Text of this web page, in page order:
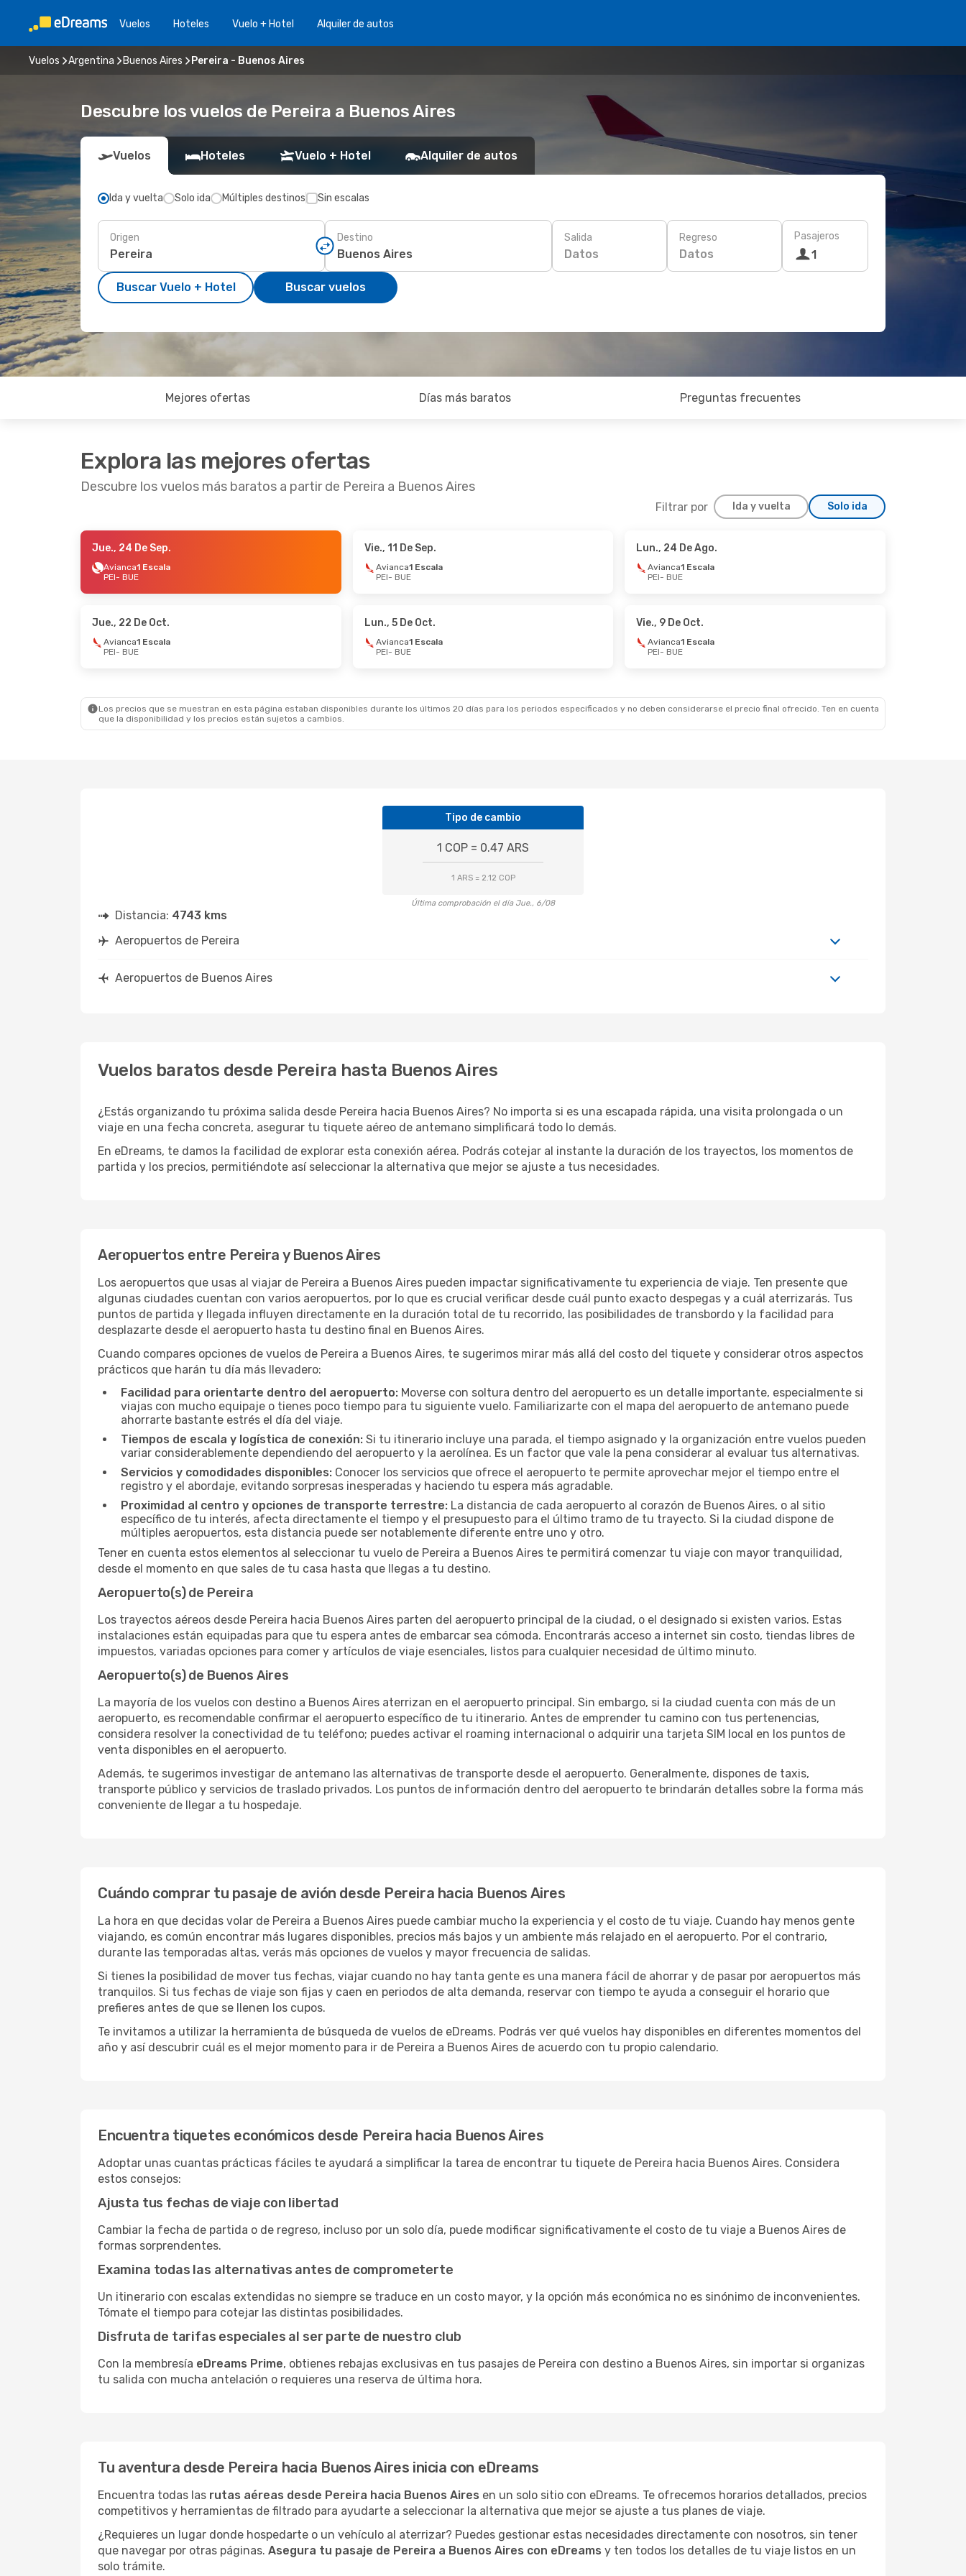
Vuelos Hoteles Vuelo + Hotel Alquiler de autos
Vuelos Argentina Buenos Aires Pereira - Buenos Aires
Descubre los vuelos de Pereira a Buenos Aires
Vuelos Hoteles Vuelo + Hotel Alquiler de autos
Ida y vuelta Solo ida Múltiples destinos Sin escalas
Origen Destino Salida
Datos
Regreso
Datos
Pasajeros
1
Buscar Vuelo + Hotel Buscar vuelos
Mejores ofertas Días más baratos Preguntas frecuentes
Explora las mejores ofertas
Descubre los vuelos más baratos a partir de Pereira a Buenos Aires
Filtrar por Ida y vuelta Solo ida
- Lun., 7 De Sep.
- Sáb., 3 De Oct. - Lun., 19 De Oct.
BUE
- PEI
- Lun., 26 De Oct.
- PEI
Jue., 24 De Sep.
Avianca1 Escala
PEI- BUE
Vie., 11 De Sep.
Avianca1 Escala
PEI- BUE
Lun., 24 De Ago.
Avianca1 Escala
PEI- BUE
Jue., 22 De Oct.
Avianca1 Escala
PEI- BUE
Lun., 5 De Oct.
Avianca1 Escala
PEI- BUE
Vie., 9 De Oct.
Avianca1 Escala
PEI- BUE
Los precios que se muestran en esta página estaban disponibles durante los últimos 20 días para los periodos especificados y no deben considerarse el precio final ofrecido. Ten en cuenta
que la disponibilidad y los precios están sujetos a cambios.
Tipo de cambio
1 COP = 0.47 ARS
1 ARS = 2.12 COP
Última comprobación el día Jue., 6/08
Distancia: 4743 kms
Aeropuertos de Pereira
Aeropuertos de Buenos Aires
Vuelos baratos desde Pereira hasta Buenos Aires
¿Estás organizando tu próxima salida desde Pereira hacia Buenos Aires? No importa si es una escapada rápida, una visita prolongada o un
viaje en una fecha concreta, asegurar tu tiquete aéreo de antemano simplificará todo lo demás.
En eDreams, te damos la facilidad de explorar esta conexión aérea. Podrás cotejar al instante la duración de los trayectos, los momentos de
partida y los precios, permitiéndote así seleccionar la alternativa que mejor se ajuste a tus necesidades.
Aeropuertos entre Pereira y Buenos Aires
Los aeropuertos que usas al viajar de Pereira a Buenos Aires pueden impactar significativamente tu experiencia de viaje. Ten presente que
algunas ciudades cuentan con varios aeropuertos, por lo que es crucial verificar desde cuál punto exacto despegas y a cuál aterrizarás. Tus
puntos de partida y llegada influyen directamente en la duración total de tu recorrido, las posibilidades de transbordo y la facilidad para
desplazarte desde el aeropuerto hasta tu destino final en Buenos Aires.
Cuando compares opciones de vuelos de Pereira a Buenos Aires, te sugerimos mirar más allá del costo del tiquete y considerar otros aspectos
prácticos que harán tu día más llevadero:
Facilidad para orientarte dentro del aeropuerto: Moverse con soltura dentro del aeropuerto es un detalle importante, especialmente si
viajas con mucho equipaje o tienes poco tiempo para tu siguiente vuelo. Familiarizarte con el mapa del aeropuerto de antemano puede
ahorrarte bastante estrés el día del viaje.
Tiempos de escala y logística de conexión: Si tu itinerario incluye una parada, el tiempo asignado y la organización entre vuelos pueden
variar considerablemente dependiendo del aeropuerto y la aerolínea. Es un factor que vale la pena considerar al evaluar tus alternativas.
Servicios y comodidades disponibles: Conocer los servicios que ofrece el aeropuerto te permite aprovechar mejor el tiempo entre el
registro y el abordaje, evitando sorpresas inesperadas y haciendo tu espera más agradable.
Proximidad al centro y opciones de transporte terrestre: La distancia de cada aeropuerto al corazón de Buenos Aires, o al sitio
específico de tu interés, afecta directamente el tiempo y el presupuesto para el último tramo de tu trayecto. Si la ciudad dispone de
múltiples aeropuertos, esta distancia puede ser notablemente diferente entre uno y otro.
Tener en cuenta estos elementos al seleccionar tu vuelo de Pereira a Buenos Aires te permitirá comenzar tu viaje con mayor tranquilidad,
desde el momento en que sales de tu casa hasta que llegas a tu destino.
Aeropuerto(s) de Pereira
Los trayectos aéreos desde Pereira hacia Buenos Aires parten del aeropuerto principal de la ciudad, o el designado si existen varios. Estas
instalaciones están equipadas para que tu espera antes de embarcar sea cómoda. Encontrarás acceso a internet sin costo, tiendas libres de
impuestos, variadas opciones para comer y artículos de viaje esenciales, listos para cualquier necesidad de último minuto.
Aeropuerto(s) de Buenos Aires
La mayoría de los vuelos con destino a Buenos Aires aterrizan en el aeropuerto principal. Sin embargo, si la ciudad cuenta con más de un
aeropuerto, es recomendable confirmar el aeropuerto específico de tu itinerario. Antes de emprender tu camino con tus pertenencias,
considera resolver la conectividad de tu teléfono; puedes activar el roaming internacional o adquirir una tarjeta SIM local en los puntos de
venta disponibles en el aeropuerto.
Además, te sugerimos investigar de antemano las alternativas de transporte desde el aeropuerto. Generalmente, dispones de taxis,
transporte público y servicios de traslado privados. Los puntos de información dentro del aeropuerto te brindarán detalles sobre la forma más
conveniente de llegar a tu hospedaje.
Cuándo comprar tu pasaje de avión desde Pereira hacia Buenos Aires
La hora en que decidas volar de Pereira a Buenos Aires puede cambiar mucho la experiencia y el costo de tu viaje. Cuando hay menos gente
viajando, es común encontrar más lugares disponibles, precios más bajos y un ambiente más relajado en el aeropuerto. Por el contrario,
durante las temporadas altas, verás más opciones de vuelos y mayor frecuencia de salidas.
Si tienes la posibilidad de mover tus fechas, viajar cuando no hay tanta gente es una manera fácil de ahorrar y de pasar por aeropuertos más
tranquilos. Si tus fechas de viaje son fijas y caen en periodos de alta demanda, reservar con tiempo te ayuda a conseguir el horario que
prefieres antes de que se llenen los cupos.
Te invitamos a utilizar la herramienta de búsqueda de vuelos de eDreams. Podrás ver qué vuelos hay disponibles en diferentes momentos del
año y así descubrir cuál es el mejor momento para ir de Pereira a Buenos Aires de acuerdo con tu propio calendario.
Encuentra tiquetes económicos desde Pereira hacia Buenos Aires
Adoptar unas cuantas prácticas fáciles te ayudará a simplificar la tarea de encontrar tu tiquete de Pereira hacia Buenos Aires. Considera
estos consejos:
Ajusta tus fechas de viaje con libertad
Cambiar la fecha de partida o de regreso, incluso por un solo día, puede modificar significativamente el costo de tu viaje a Buenos Aires de
formas sorprendentes.
Examina todas las alternativas antes de comprometerte
Un itinerario con escalas extendidas no siempre se traduce en un costo mayor, y la opción más económica no es sinónimo de inconvenientes.
Tómate el tiempo para cotejar las distintas posibilidades.
Disfruta de tarifas especiales al ser parte de nuestro club
Con la membresía eDreams Prime, obtienes rebajas exclusivas en tus pasajes de Pereira con destino a Buenos Aires, sin importar si organizas
tu salida con mucha antelación o requieres una reserva de última hora.
Tu aventura desde Pereira hacia Buenos Aires inicia con eDreams
Encuentra todas las rutas aéreas desde Pereira hacia Buenos Aires en un solo sitio con eDreams. Te ofrecemos horarios detallados, precios
competitivos y herramientas de filtrado para ayudarte a seleccionar la alternativa que mejor se ajuste a tus planes de viaje.
¿Requieres un lugar donde hospedarte o un vehículo al aterrizar? Puedes gestionar estas necesidades directamente con nosotros, sin tener
que navegar por otras páginas. Asegura tu pasaje de Pereira a Buenos Aires con eDreams y ten todos los detalles de tu viaje listos en un
solo trámite.